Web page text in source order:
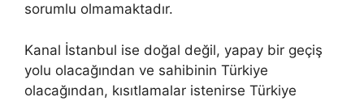
sorumlu olmamaktadır.
Kanal İstanbul ise doğal değil, yapay bir geçiş
yolu olacağından ve sahibinin Türkiye
olacağından, kısıtlamalar istenirse Türkiye